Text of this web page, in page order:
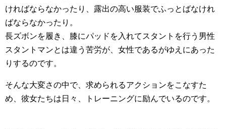
ければならなかったり、露出の高い服装でふっとばなけれ
ばならなかったり。
長ズボンを履き、膝にパッドを入れてスタントを行う男性
スタントマンとは違う苦労が、女性であるがゆえにあった
りするのです。
そんな大変さの中で、求められるアクションをこなすた
め、彼女たちは日々、トレーニングに励んでいるのです。